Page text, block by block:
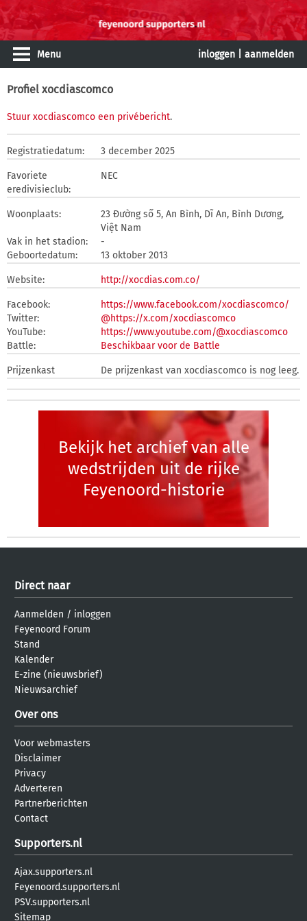
Menu inloggen aanmelden
Profiel xocdiascomco
Stuur xocdiascomco een privébericht.
Registratiedatum: 3 december 2025
Favoriete
eredivisieclub:
NEC
Woonplaats:
23 Đường số 5, An Bình, Dĩ An, Bình Dương,
Việt Nam
Vak in het stadion:
-
Geboortedatum:
13 oktober 2013
Website: http://xocdias.com.co/
Facebook:
https://www.facebook.com/xocdiascomco/
Twitter:
@https://x.com/xocdiascomco
YouTube:
https://www.youtube.com/@xocdiascomco
Battle:
Beschikbaar voor de Battle
Prijzenkast De prijzenkast van xocdiascomco is nog leeg.
Bekijk het archief van alle
wedstrijden uit de rijke
Feyenoord-historie
Direct naar
Aanmelden / inloggen
Feyenoord Forum
Stand
Kalender
E-zine (nieuwsbrief)
Nieuwsarchief
Over ons
Voor webmasters
Disclaimer
Privacy
Adverteren
Partnerberichten
Contact
Supporters.nl
Ajax.supporters.nl
Feyenoord.supporters.nl
PSV.supporters.nl
Sitemap